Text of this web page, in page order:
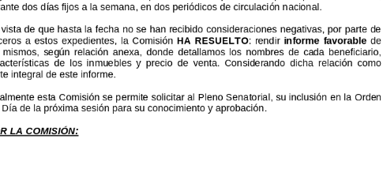
dosdíasfijosa lasemana,en dos periódicosde circulación nacional.
vista de que hastala fecha nose han recibidoconsideracionesnegativas,por parte de
a estos expedientes,la ComisiónHARESUELTO
: rendir informe favorable de
mismos, según relación anexa, donde detallamos los nombres de cada beneficiario,
de los inmuebles y precio de venta. Considerandodicha relación como
integralde este informe.
esta Comisiónse permitesolicitaral PlenoSenatorial, su inclusiónen la Orden
Díade la próximasesión para su conocimiento
yaprobación.
LACOMISIÓN:
Relación
Domingo,
D.N.
enero del2007